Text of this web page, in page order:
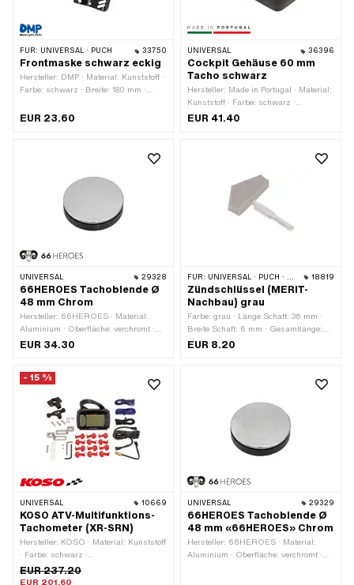
FÜR: UNIVERSAL · PUCH 33750
Frontmaske schwarz eckig
Hersteller: DMP · Material: Kunststoff ·
Farbe: schwarz · Breite: 180 mm ·
EUR 23.60
UNIVERSAL 36396
Cockpit Gehäuse 60 mm
Tacho schwarz
Hersteller: Made in Portugal · Material:
Kunststoff · Farbe: schwarz ·
Gesamtlänge: 160 mm · Breite: 80 mm
Stk. · Ø Befestigungsloch: 6.5 mm
EUR 41.40
UNIVERSAL 29328
66HEROES Tachoblende Ø
48 mm Chrom
Hersteller: 66HEROES · Material:
Aluminium · Oberfläche: verchromt ·
Farbe: Chrom · Ø Befestigungsloch: 48
EUR 34.30
FÜR: UNIVERSAL · PUCH · SACHS · ZÜNDAPP BELMONDO 18819
Zündschlüssel (MERIT-
Nachbau) grau
Farbe: grau · Länge Schaft: 36 mm ·
Breite Schaft: 6 mm · Gesamtlänge:
54 mm
EUR 8.20
- 15 %
UNIVERSAL 10669
KOSO ATV-Multifunktions-
Tachometer (XR-SRN)
Hersteller: KOSO · Material: Kunststoff
· Farbe: schwarz ·
Höchstgeschwindigkeit: 360 Km/h ·
Beleuchtung: LED · Signalart Tacho:
EUR 237.20
EUR 201.60
UNIVERSAL 29329
66HEROES Tachoblende Ø
48 mm «66HEROES» Chrom
Hersteller: 66HEROES · Material:
Aluminium · Oberfläche: verchromt ·